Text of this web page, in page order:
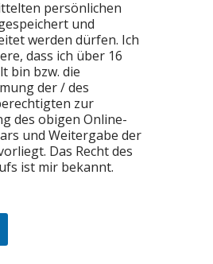
persönlichen
und
werden dürfen. Ich
dass ich über 16
bin bzw. die
der / des
zur
des obigen Online-
und Weitergabe der
Das Recht des
ist mir bekannt.